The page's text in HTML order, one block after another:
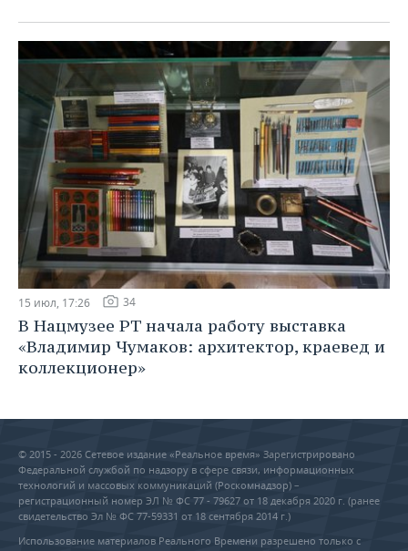
15 июл, 17:26 34
В Нацмузее РТ начала работу выставка
«Владимир Чумаков: архитектор, краевед и
коллекционер»
© 2015 - 2026 Сетевое издание «Реальное время» Зарегистрировано
Федеральной службой по надзору в сфере связи, информационных
технологий и массовых коммуникаций (Роскомнадзор) –
регистрационный номер ЭЛ № ФС 77 - 79627 от 18 декабря 2020 г. (ранее
свидетельство Эл № ФС 77-59331 от 18 сентября 2014 г.)
Использование материалов Реального Времени разрешено только с